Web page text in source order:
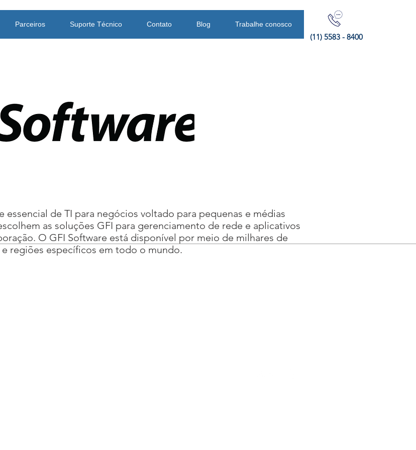
Parceiros Suporte Técnico Contato Blog Trabalhe conosco
(11) 5583 - 8400
essencial de TI para negócios voltado para pequenas e médias
as soluções GFI para gerenciamento de rede e aplicativos
O GFI Software está disponível por meio de milhares de
regiões específicos em todo o mundo.